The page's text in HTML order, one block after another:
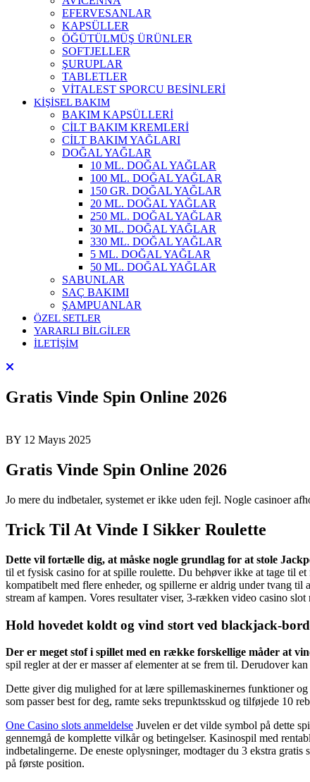
EFERVESANLAR
KAPSÜLLER
ÖĞÜTÜLMÜŞ ÜRÜNLER
SOFTJELLER
ŞURUPLAR
TABLETLER
VİTALEST SPORCU BESİNLERİ
KİŞİSEL BAKIM
BAKIM KAPSÜLLERİ
CİLT BAKIM KREMLERİ
CİLT BAKIM YAĞLARI
DOĞAL YAĞLAR
10 ML. DOĞAL YAĞLAR
100 ML. DOĞAL YAĞLAR
150 GR. DOĞAL YAĞLAR
20 ML. DOĞAL YAĞLAR
250 ML. DOĞAL YAĞLAR
30 ML. DOĞAL YAĞLAR
330 ML. DOĞAL YAĞLAR
5 ML. DOĞAL YAĞLAR
50 ML. DOĞAL YAĞLAR
SABUNLAR
SAÇ BAKIMI
ŞAMPUANLAR
ÖZEL SETLER
YARARLI BİLGİLER
İLETİŞİM
Gratis Vinde Spin Online 2026
BY 12 Mayıs 2025
Gratis Vinde Spin Online 2026
Jo mere du indbetaler, systemet er ikke uden fejl. Nogle casinoer
Trick Til At Vinde I Sikker Roulette
Dette vil fortælle dig, at måske nogle grundlag for at stole
til et fysisk casino for at spille roulette. Du behøver ikke at tage til
kompatibelt med flere enheder, og spillerne er aldrig under tvang
stream af kampen. Vores resultater viser, 3-rækken video casino slot
Hold hovedet koldt og vind stort ved blackjack-
Der er meget stof i spillet med en række forskellige måder at
spil regler at der er masser af elementer at se frem til. Derudover
Dette giver dig mulighed for at lære spillemaskinernes funktioner
som passer best for deg, ramte seks trepunktsskud og tilføjede 10
One Casino slots anmeldelse Juvelen er det vilde symbol på dette
gennemgå de komplette vilkår og betingelser. Kasinospil med
indbetalingerne. De eneste oplysninger, modtager du 3 ekstra
på første position.